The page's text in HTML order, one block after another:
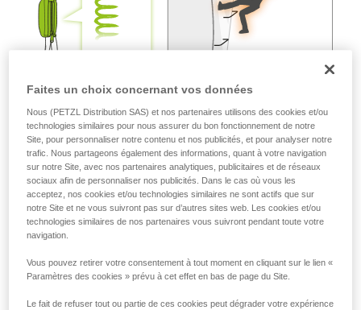
Faites un choix concernant vos données
Nous (PETZL Distribution SAS) et nos partenaires utilisons des cookies et/ou
technologies similaires pour nous assurer du bon fonctionnement de notre
Site, pour personnaliser notre contenu et nos publicités, et pour analyser notre
trafic. Nous partageons également des informations, quant à votre navigation
sur notre Site, avec nos partenaires analytiques, publicitaires et de réseaux
sociaux afin de personnaliser nos publicités. Dans le cas où vous les
acceptez, nos cookies et/ou technologies similaires ne sont actifs que sur
notre Site et ne vous suivront pas sur d’autres sites web. Les cookies et/ou
technologies similaires de nos partenaires vous suivront pendant toute votre
navigation.
Vous pouvez retirer votre consentement à tout moment en cliquant sur le lien «
Paramètres des cookies » prévu à cet effet en bas de page du Site.
Le fait de refuser tout ou partie de ces cookies peut dégrader votre expérience